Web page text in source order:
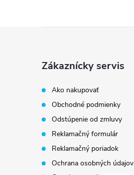
Zákaznícky servis
Ako nakupovať
Obchodné podmienky
Odstúpenie od zmluvy
Reklamačný formulár
Reklamačný poriadok
Ochrana osobných údajov